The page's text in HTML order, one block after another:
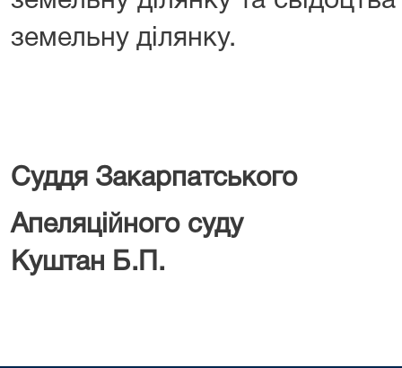
земельну ділянку.
Суддя Закарпатського
Апеляційного суду
Куштан Б.П.